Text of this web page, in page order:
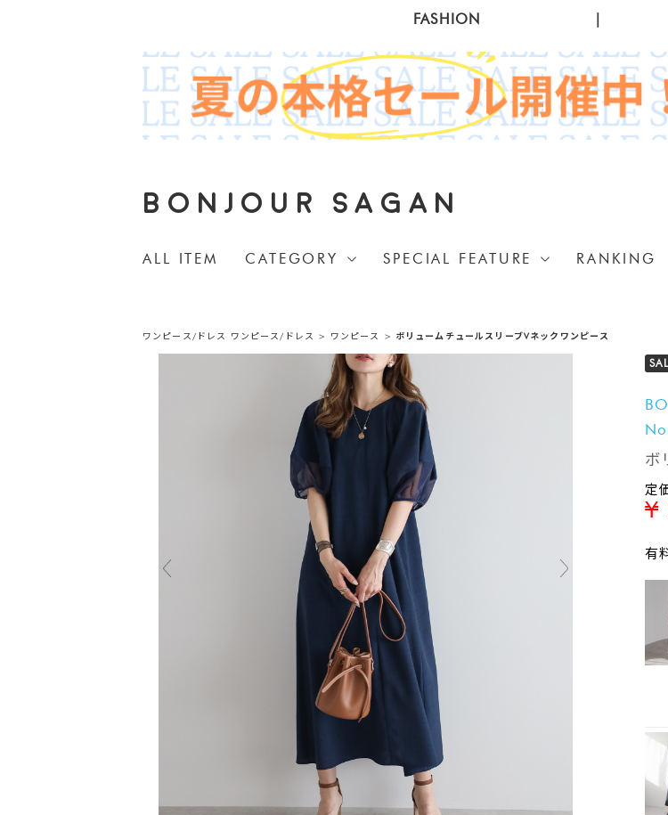
FASHION
BONJOUR SAGAN
ALL ITEM CATEGORY SPECIAL FEATURE RANKING
ワンピース/ドレス ワンピース/ドレス > ワンピース > ボリュームチュールスリーブVネックワンピース
ボ
定
¥
有